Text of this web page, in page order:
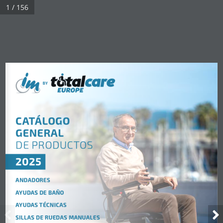
BY
CATÁLOGO
GENERAL
DE PRODUCTOS
ANDADORES
AYUDAS DE BAÑO
AYUDAS TÉCNICAS
SILLAS DE RUEDAS MANUALES
2025
1 / 156